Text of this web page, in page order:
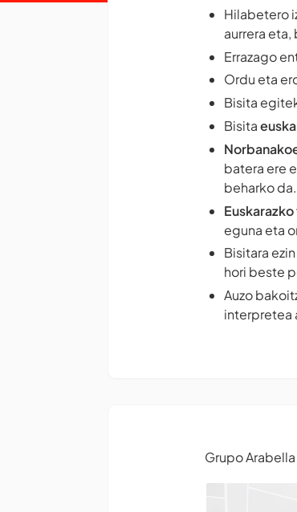
Hilabetero
aurrera
Errazago
Ordu eta
Bisita
Bisita
batera ere
beharko da.
eguna eta
Bisitara
hori beste
Auzo
interpretea
Grupo